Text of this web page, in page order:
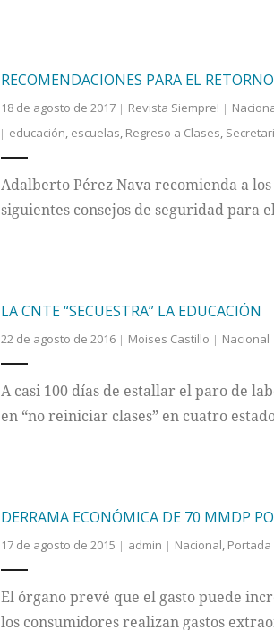
RECOMENDACIONES PARA EL
18 de agosto de 2017 Revista Siempre!
educación escuelas Regreso a Clases
Adalberto Pérez Nava recomienda a
siguientes consejos de seguridad para
LA CNTE “SECUESTRA” LA EDUCACIÓN
22 de agosto de 2016 Moises Castillo Nacional
A casi 100 días de estallar el paro de
en “no reiniciar clases” en cuatro
DERRAMA ECONÓMICA DE 70 MMDP
17 de agosto de 2015 admin Nacional Portada
El órgano prevé que el gasto puede
los consumidores realizan gastos